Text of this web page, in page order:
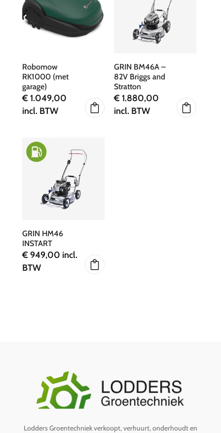
Robomow
RK1000 (met
garage)
€ 1.049,00
incl. BTW
GRIN BM46A –
82V Briggs and
Stratton
€ 1.880,00
incl. BTW
GRIN HM46
INSTART
€ 949,00 incl.
BTW
Lodders Groentechniek verkoopt, verhuurt, onderhoudt en